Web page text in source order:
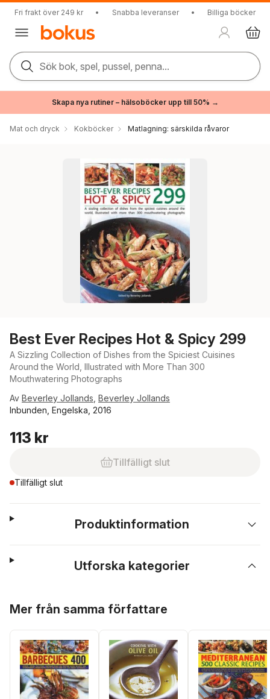
Fri frakt över 249 kr • Snabba leveranser • Billiga böcker
Sök bok, spel, pussel, penna...
Skapa nya rutiner – hälsoböcker upp till 50% →
Mat och dryck Kokböcker Matlagning: särskilda råvaror
Best Ever Recipes Hot & Spicy 299
A Sizzling Collection of Dishes from the Spiciest Cuisines
Around the World, Illustrated with More Than 300
Mouthwatering Photographs
Av Beverley Jollands Beverley Jollands
Inbunden, Engelska, 2016
113 kr
Tillfälligt slut
Tillfälligt slut
Produktinformation
Utforska kategorier
Mer från samma författare